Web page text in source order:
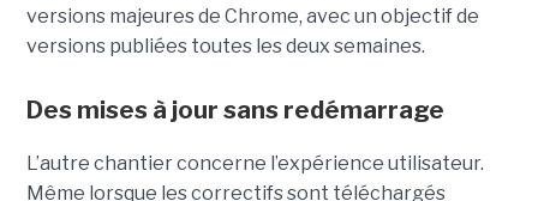
versions majeures de Chrome, avec un objectif de
versions publiées toutes les deux semaines.
Des mises à jour sans redémarrage
L’autre chantier concerne l’expérience utilisateur.
Même lorsque les correctifs sont téléchargés